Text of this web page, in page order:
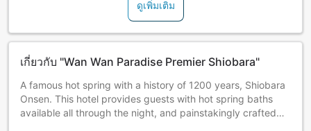
ดูเพิ่มเติม
เกี่ยวกับ "Wan Wan Paradise Premier Shiobara"
A famous hot spring with a history of 1200 years, Shiobara
Onsen. This hotel provides guests with hot spring baths
available all through the night, and painstakingly crafted